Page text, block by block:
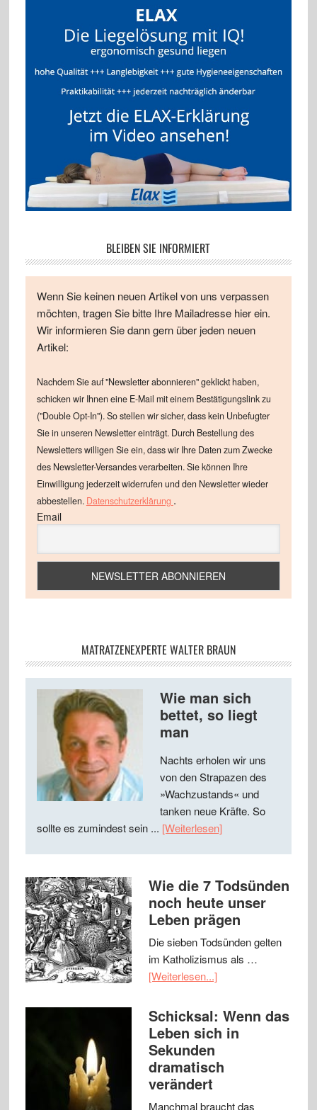
BLEIBEN SIE INFORMIERT
Wenn Sie keinen neuen Artikel von uns verpassen
möchten, tragen Sie bitte Ihre Mailadresse hier ein.
Wir informieren Sie dann gern über jeden neuen
Artikel:
Nachdem Sie auf "Newsletter abonnieren" geklickt haben,
schicken wir Ihnen eine E-Mail mit einem Bestätigungslink zu
("Double Opt-In"). So stellen wir sicher, dass kein Unbefugter
Sie in unseren Newsletter einträgt. Durch Bestellung des
Newsletters willigen Sie ein, dass wir Ihre Daten zum Zwecke
des Newsletter-Versandes verarbeiten. Sie können Ihre
Einwilligung jederzeit widerrufen und den Newsletter wieder
abbestellen. Datenschutzerklärung .
Email
MATRATZENEXPERTE WALTER BRAUN
Wie man sich
bettet, so liegt
man
Nachts erholen wir uns
von den Strapazen des
»Wachzustands« und
tanken neue Kräfte. So
sollte es zumindest sein ... [Weiterlesen]
Wie die 7 Todsünden
noch heute unser
Leben prägen
Die sieben Todsünden gelten
im Katholizismus als …
[Weiterlesen...]
Schicksal: Wenn das
Leben sich in
Sekunden
dramatisch
verändert
Manchmal braucht das